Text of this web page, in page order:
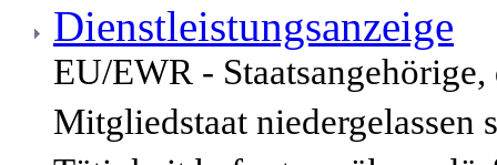
Dienstleistungsanzeige
EU/EWR -
Mitgliedstaat